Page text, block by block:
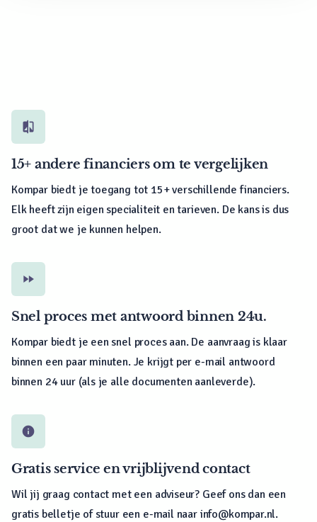
compare
15+ andere financiers om te vergelijken
Kompar biedt je toegang tot 15+ verschillende financiers.
Elk heeft zijn eigen specialiteit en tarieven. De kans is dus
groot dat we je kunnen helpen.
fast_forward
Snel proces met antwoord binnen 24u.
Kompar biedt je een snel proces aan. De aanvraag is klaar
binnen een paar minuten. Je krijgt per e-mail antwoord
binnen 24 uur (als je alle documenten aanleverde).
info
Gratis service en vrijblijvend contact
Wil jij graag contact met een adviseur? Geef ons dan een
gratis belletje of stuur een e-mail naar info@kompar.nl.